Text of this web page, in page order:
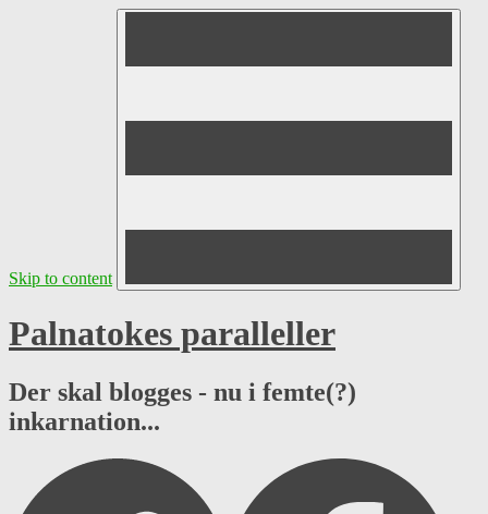
Skip to content
Palnatokes paralleller
Der skal blogges - nu i femte(?)
inkarnation...